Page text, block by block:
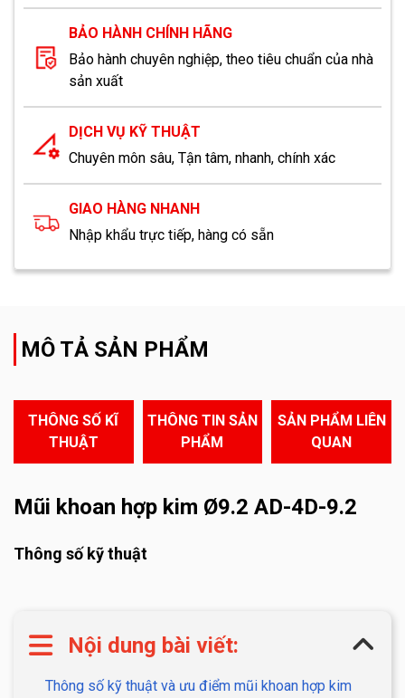
BẢO HÀNH CHÍNH HÃNG
Bảo hành chuyên nghiệp, theo tiêu chuẩn của nhà
sản xuất
DỊCH VỤ KỸ THUẬT
Chuyên môn sâu, Tận tâm, nhanh, chính xác
GIAO HÀNG NHANH
Nhập khẩu trực tiếp, hàng có sẵn
MÔ TẢ SẢN PHẨM
THÔNG SỐ KĨ
THUẬT
THÔNG TIN SẢN
PHẨM
SẢN PHẨM LIÊN
QUAN
Mũi khoan hợp kim Ø9.2 AD-4D-9.2
Thông số kỹ thuật
Nội dung bài viết:
Thông số kỹ thuật và ưu điểm mũi khoan hợp kim